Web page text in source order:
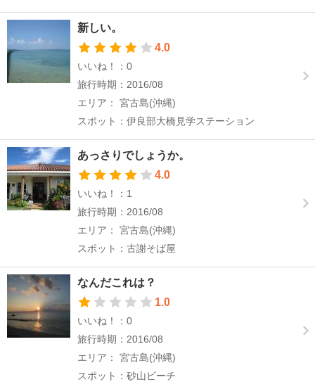
新しい。
4.0
いいね！：0
旅行時期：2016/08
エリア： 宮古島(沖縄)
スポット：伊良部大橋見学ステーション
あっさりでしょうか。
4.0
いいね！：1
旅行時期：2016/08
エリア： 宮古島(沖縄)
スポット：古謝そば屋
なんだこれは？
1.0
いいね！：0
旅行時期：2016/08
エリア： 宮古島(沖縄)
スポット：砂山ビーチ